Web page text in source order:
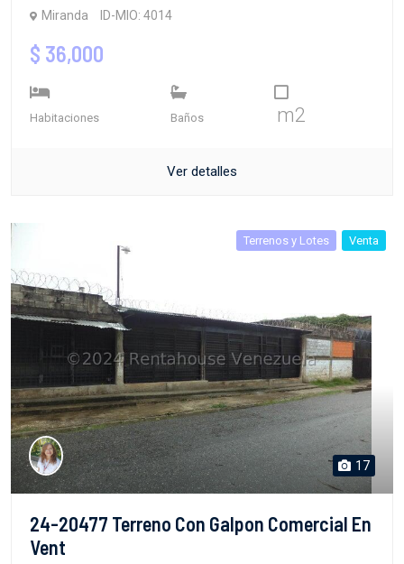
Miranda ID-MIO: 4014
$ 36,000
Habitaciones Baños m2
Ver detalles
Terrenos y Lotes Venta
17
24-20477 Terreno Con Galpon Comercial En
Vent